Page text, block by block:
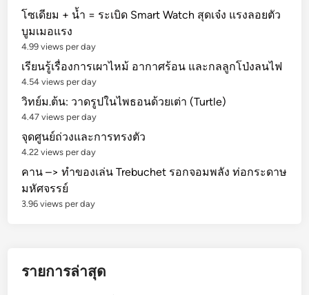
โซเดียม + น้ำ = ระเบิด Smart Watch สุดเจ๋ง แรงลอยตัว
บูมเมอแรง
4.99 views per day
เรียนรู้เรื่องการเผาไหม้ อากาศร้อน และกลลูกโป่งลนไฟ
4.54 views per day
วิทย์ม.ต้น: วาดรูปในไพธอนด้วยเต่า (Turtle)
4.47 views per day
จุดศูนย์ถ่วงและการทรงตัว
4.22 views per day
คาน –> ทำของเล่น Trebuchet รอกจอมพลัง ท่อกระดาษ
มหัศจรรย์
3.96 views per day
รายการล่าสุด